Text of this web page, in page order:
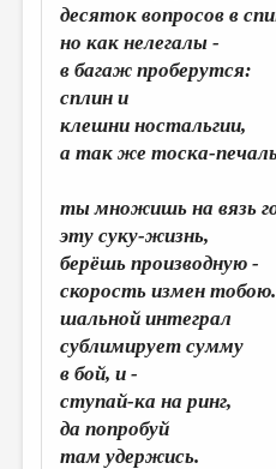
МАЛАЯ ПРОЗА
ЭССЕИСТИКА
ЛИТЕРАТУРОВЕДЕНИЕ
КУЛЬТУРОВЕДЕНИЕ
РЕЦЕНЗИРОВАНИЕ
ЦИКЛЫ ПУБЛИКАЦИЙ
ТРЕДИАКОВСКИЙ
МЕДИА
ВКОНТАКТЕ
десяток вопросов в
но как нелегалы -
в багаж проберутся:
сплин и
клешни ностальгии,
а так же тоска-
ты множишь на вязь
эту суку-жизнь,
берёшь производную -
скорость измен тобою.
шальной интеграл
сублимирует сумму
в бой, и -
ступай-ка на ринг,
да попробуй
там удержись.